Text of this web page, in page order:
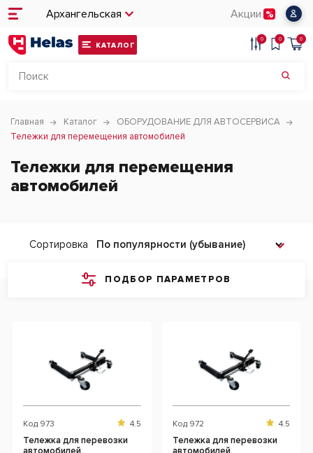
Архангельская Акции
КАТАЛОГ
0 0 0
Главная Каталог
ОБОРУДОВАНИЕ ДЛЯ АВТОСЕРВИСА
Тележки для перемещения автомобилей
Тележки для перемещения
автомобилей
ПОДБОР ПАРАМЕТРОВ
Сортировка
Код 973 4.5
Тележка для перевозки
Код 972 4.5
Тележка для перевозки